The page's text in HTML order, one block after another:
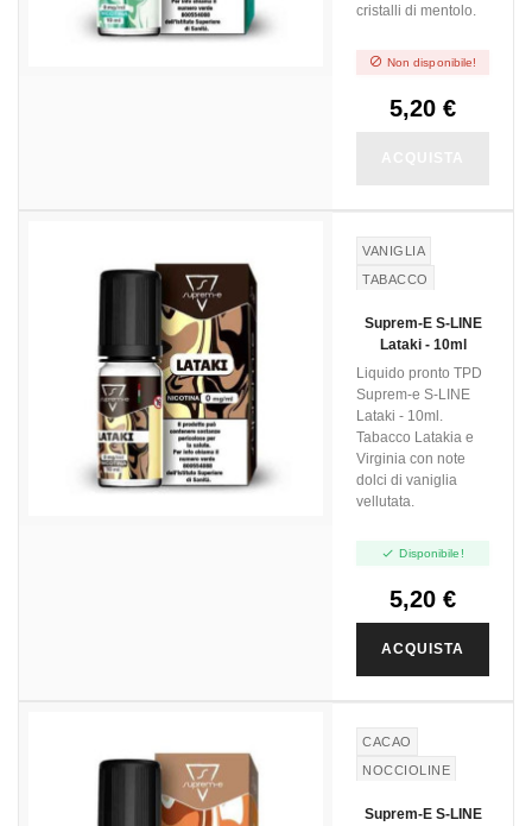
cristalli di mentolo.
 Non disponibile!
5,20 €
VANIGLIA
TABACCO
VIRGINIA
Suprem-E S-LINE
Lataki - 10ml
Liquido pronto TPD
Suprem-e S-LINE
Lataki - 10ml.
Tabacco Latakia e
Virginia con note
dolci di vaniglia
vellutata.
 Disponibile!
5,20 €
ACQUISTA
CACAO
NOCCIOLINE
Suprem-E S-LINE